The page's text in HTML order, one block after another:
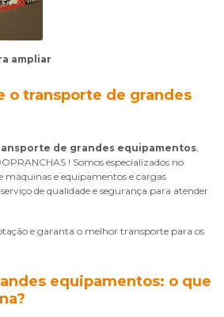
ampliar
o transporte de grandes
de grandes equipamentos,
! Somos especializados no
máquinas e equipamentos e cargas
de qualidade e segurança para atender
e garanta o melhor transporte para os
equipamentos: o que